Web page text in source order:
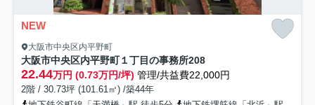
NEW
大阪市中央区内平野町
大阪市中央区内平野町１丁目の事務所208
22.44万円 (0.73万円/坪) 管理/共益費22,000円
2階 / 30.73坪 (101.61㎡) /築44年